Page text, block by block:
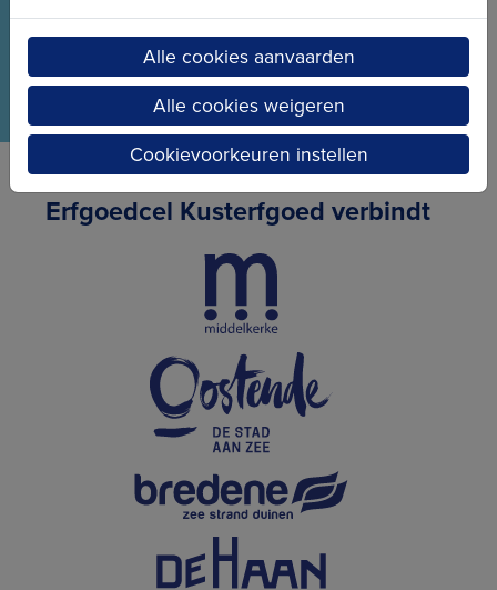
Erfgoedcel Kusterfgoed verbindt
Alle cookies aanvaarden
Alle cookies weigeren
Cookievoorkeuren instellen